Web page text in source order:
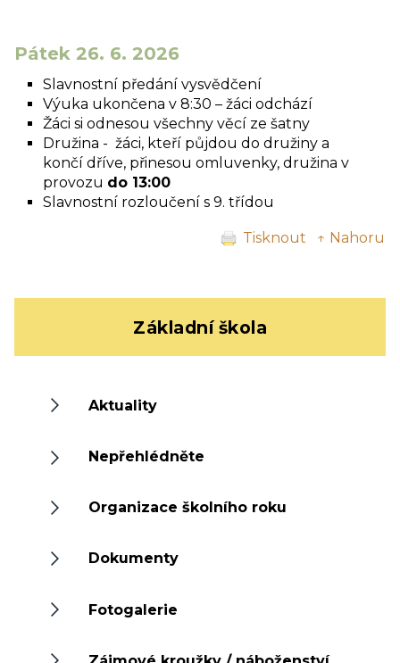
Pátek 26. 6. 2026
Slavnostní předání vysvědčení
Výuka ukončena v 8:30 – žáci odchází
Žáci si odnesou všechny věcí ze šatny
Družina - žáci, kteří půjdou do družiny a
končí dříve, přinesou omluvenky, družina v
provozu do 13:00
Slavnostní rozloučení s 9. třídou
Tisknout ↑ Nahoru
Základní škola
Aktuality
Nepřehlédněte
Organizace školního roku
Dokumenty
Fotogalerie